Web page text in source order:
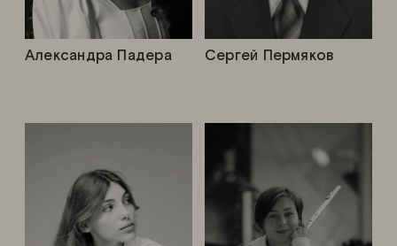
Сергей Пермяков
Александра Падера